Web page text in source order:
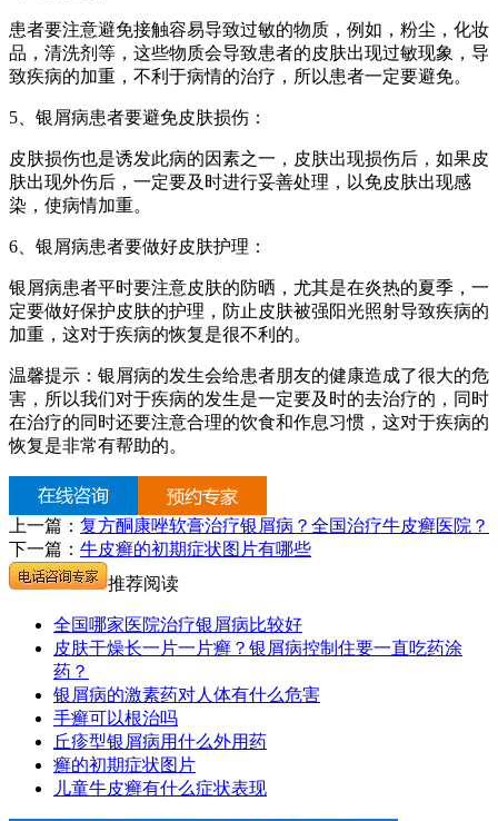
患者要注意避免接触容易导致过敏的物质，例如，粉尘，化妆
品，清洗剂等，这些物质会导致患者的皮肤出现过敏现象，导
致疾病的加重，不利于病情的治疗，所以患者一定要避免。
5、银屑病患者要避免皮肤损伤：
皮肤损伤也是诱发此病的因素之一，皮肤出现损伤后，如果皮
肤出现外伤后，一定要及时进行妥善处理，以免皮肤出现感
染，使病情加重。
6、银屑病患者要做好皮肤护理：
银屑病患者平时要注意皮肤的防晒，尤其是在炎热的夏季，一
定要做好保护皮肤的护理，防止皮肤被强阳光照射导致疾病的
加重，这对于疾病的恢复是很不利的。
温馨提示：银屑病的发生会给患者朋友的健康造成了很大的危
害，所以我们对于疾病的发生是一定要及时的去治疗的，同时
在治疗的同时还要注意合理的饮食和作息习惯，这对于疾病的
恢复是非常有帮助的。
上一篇： 复方酮康唑软膏治疗银屑病？全国治疗牛皮癣医院？
下一篇： 牛皮癣的初期症状图片有哪些
推荐阅读
全国哪家医院治疗银屑病比较好
皮肤干燥长一片一片癣？银屑病控制住要一直吃药涂
药？
银屑病的激素药对人体有什么危害
手癣可以根治吗
丘疹型银屑病用什么外用药
癣的初期症状图片
儿童牛皮癣有什么症状表现